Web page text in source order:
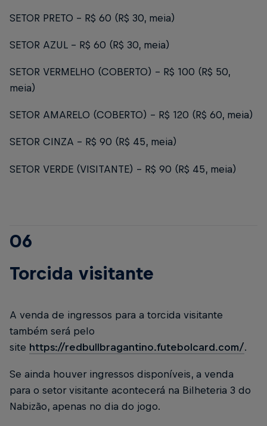
SETOR PRETO – R$ 60 (R$ 30, meia)
SETOR AZUL – R$ 60 (R$ 30, meia)
SETOR VERMELHO (COBERTO) - R$ 100 (R$ 50,
meia)
SETOR AMARELO (COBERTO) - R$ 120 (R$ 60, meia)
SETOR CINZA - R$ 90 (R$ 45, meia)
SETOR VERDE (VISITANTE) – R$ 90 (R$ 45, meia)
06
Torcida visitante
A venda de ingressos para a torcida visitante
também será pelo
site https://redbullbragantino.futebolcard.com/.
Se ainda houver ingressos disponíveis, a venda
para o setor visitante acontecerá na Bilheteria 3 do
Nabizão, apenas no dia do jogo.